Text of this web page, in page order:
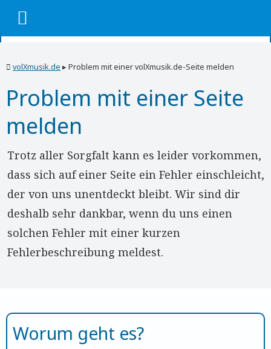
volXmusik.de ▸Problem mit einer volXmusik.de-Seite melden
Problem mit einer Seite
melden
Trotz aller Sorgfalt kann es leider vorkommen,
dass sich auf einer Seite ein Fehler einschleicht,
der von uns unentdeckt bleibt. Wir sind dir
deshalb sehr dankbar, wenn du uns einen
solchen Fehler mit einer kurzen
Fehlerbeschreibung meldest.
Worum geht es?